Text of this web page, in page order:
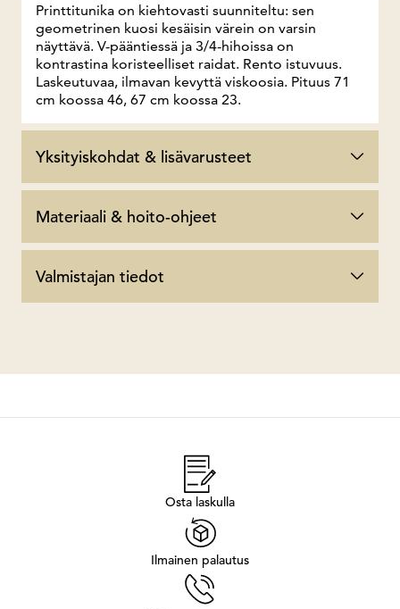
Printtitunika on kiehtovasti suunniteltu: sen
geometrinen kuosi kesäisin värein on varsin
näyttävä. V-pääntiessä ja 3/4-hihoissa on
kontrastina koristeelliset raidat. Rento istuvuus.
Laskeutuvaa, ilmavan kevyttä viskoosia. Pituus 71
cm koossa 46, 67 cm koossa 23.
Yksityiskohdat & lisävarusteet
Materiaali & hoito-ohjeet
Valmistajan tiedot
Osta laskulla
Ilmainen palautus